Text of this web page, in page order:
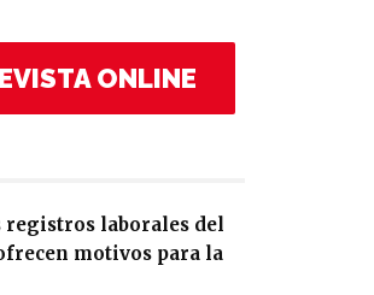
ONLINE
registros laborales del
motivos para la